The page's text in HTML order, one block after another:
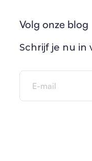
Volg onze blog
Schrijf je nu in